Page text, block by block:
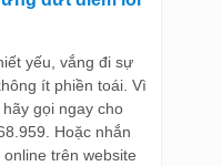
yếu, vắng đi sự
ít phiền toái. Vì
gọi ngay cho
Hoặc nhắn
trên website